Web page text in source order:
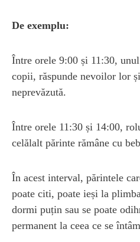
De exemplu:
Între orele 9:00 și 11:30,
copii, răspunde nevoilor lor
neprevăzută.
Între orele 11:30 și 14:00,
celălalt părinte rămâne cu
În acest interval, părintele
poate citi, poate ieși la
dormi puțin sau se poate
permanent la ceea ce se